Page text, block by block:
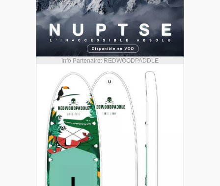
Info Partenaire: REDWOODPADDLE